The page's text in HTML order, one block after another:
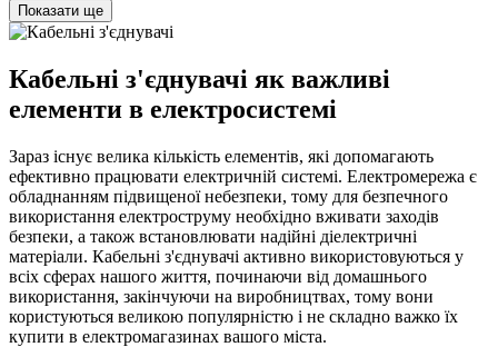
Показати ще
Кабельні з'єднувачі як важливі
елементи в електросистемі
Зараз існує велика кількість елементів, які допомагають
ефективно працювати електричній системі. Електромережа є
обладнанням підвищеної небезпеки, тому для безпечного
використання електроструму необхідно вживати заходів
безпеки, а також встановлювати надійні діелектричні
матеріали. Кабельні з'єднувачі активно використовуються у
всіх сферах нашого життя, починаючи від домашнього
використання, закінчуючи на виробництвах, тому вони
користуються великою популярністю і не складно важко їх
купити в електромагазинах вашого міста.